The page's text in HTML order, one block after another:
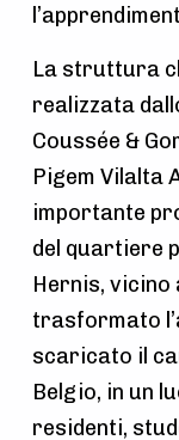
La struttura
realizzata
Coussée &
Pigem Vilalta
importante
del quartiere
Hernis, vicino
trasformato
scaricato il
Belgio, in un
residenti,